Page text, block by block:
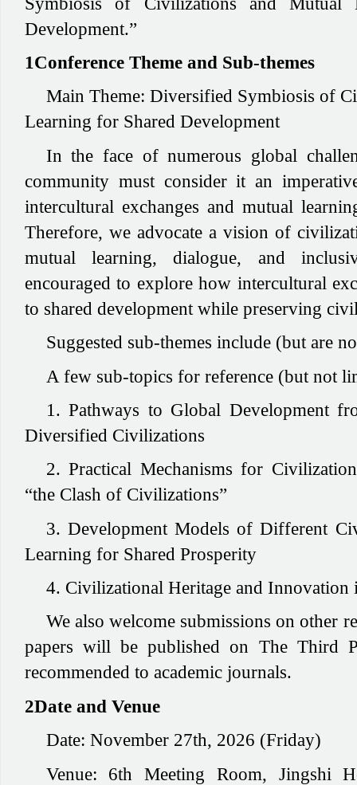
Development.”
1Conference Theme and Sub-themes
Main Theme: Diversified Symbiosis of
Learning for Shared Development
In the face of numerous global
community must consider it an
intercultural exchanges and mutual
Therefore, we advocate a vision of
mutual learning, dialogue, and
encouraged to explore how intercultural
to shared development while preserving
Suggested sub-themes include (but are
A few sub-topics for reference (but not
1. Pathways to Global Development
Diversified Civilizations
2. Practical Mechanisms for
“the Clash of Civilizations”
3. Development Models of Different
Learning for Shared Prosperity
4. Civilizational Heritage and Innovation
We also welcome submissions on other
papers will be published on The Third
recommended to academic journals.
2Date and Venue
Date: November 27th, 2026 (Friday)
Venue:
6th Meeting Room, Jingshi